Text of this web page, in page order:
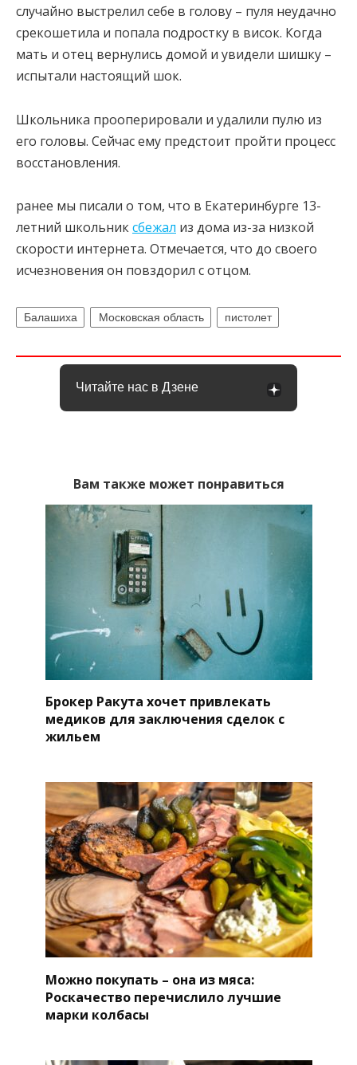
случайно выстрелил себе в голову – пуля неудачно
срекошетила и попала подростку в висок. Когда
мать и отец вернулись домой и увидели шишку –
испытали настоящий шок.
Школьника прооперировали и удалили пулю из
его головы. Сейчас ему предстоит пройти процесс
восстановления.
ранее мы писали о том, что в Екатеринбурге 13-
летний школьниксбежал из дома из-за низкой
скорости интернета. Отмечается, что до своего
исчезновения он повздорил с отцом.
Балашиха Московская область пистолет
Читайте нас в Дзене
Вам также может понравиться
Брокер Ракута хочет привлекать
медиков для заключения сделок с
жильем
Можно покупать – она из мяса:
Роскачество перечислило лучшие
марки колбасы